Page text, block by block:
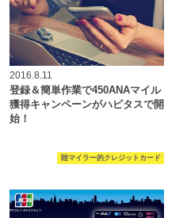
2016.8.11
登録＆簡単作業で450ANAマイル
獲得キャンペーンがハピタスで開
始！
陸マイラー的クレジットカード